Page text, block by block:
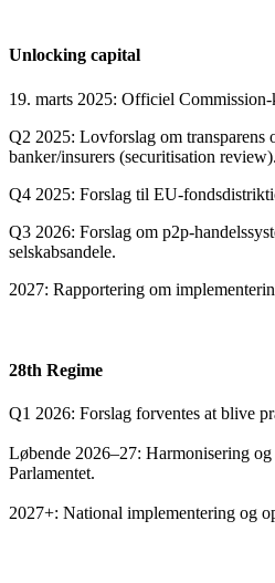
Unlocking capital
19. marts 2025: Officiel
Q2 2025: Lovforslag om transparens
banker/insurers (securitisation review).
Q4 2025: Forslag til EU-
Q3 2026: Forslag om p2p-
selskabsandele.
2027: Rapportering om
28th Regime
Q1 2026: Forslag forventes at blive
Løbende 2026–27: Harmonisering
Parlamentet.
2027+: National implementering og